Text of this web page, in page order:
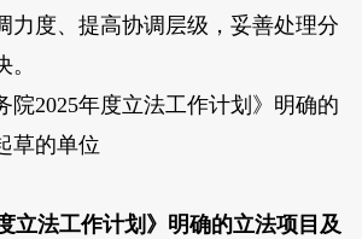
力度、提高协调层级，妥善处理分
2025年度立法工作计划》明确的
草的单位
立法工作计划》明确的立法项目及